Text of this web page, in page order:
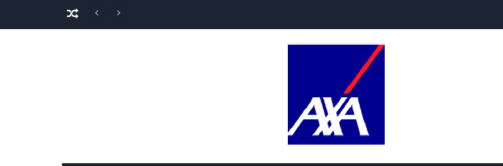
مقال عشوائي